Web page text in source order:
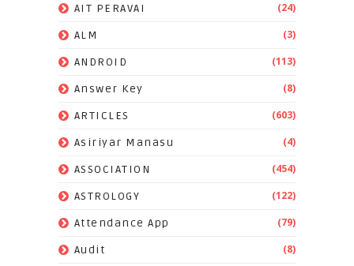
AIT PERAVAI (24)
ALM (3)
ANDROID (113)
Answer Key (8)
ARTICLES (603)
Asiriyar Manasu (4)
ASSOCIATION (454)
ASTROLOGY (122)
Attendance App (79)
Audit (8)